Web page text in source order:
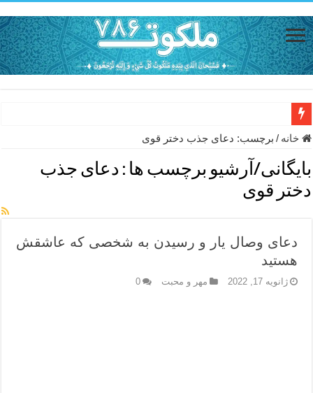
دعای حفظ جان خانواده از بلا در سفر – دعای دفع بلا در قرآن
دعای مجرب برای رفع گرفتاری – ذکر قوی برای جلوگیری از اندوه و
دعا برای عاشق شدن طرف مقابل – عاشق کردن طرف مقابل از راه
دعای حفظ جان عزیزان از بلا در سفر – دعا برای رفع حوادث بد روزانه
دعای روزی و رفع فقر – دعای مجرب برای گشایش مالی و برکت در کار
دعای قوی برای حاجات دنیا و آخرت – حاجت روایی و رفع مشکلات
خانه / برچسب: دعای جذب دختر قوی
بایگانی/آرشیو برچسب ها : دعای جذب
دختر قوی
دعای وصال یار و رسیدن به شخصی که عاشقش
هستید
ژانویه 17, 2022 مهر و محبت 0